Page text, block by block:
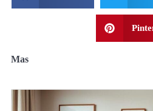
Mas